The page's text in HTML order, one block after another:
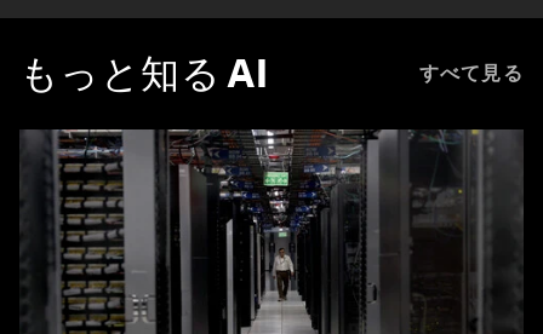
もっと知る AI すべて見る